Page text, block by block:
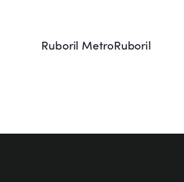
Ruboril MetroRuboril